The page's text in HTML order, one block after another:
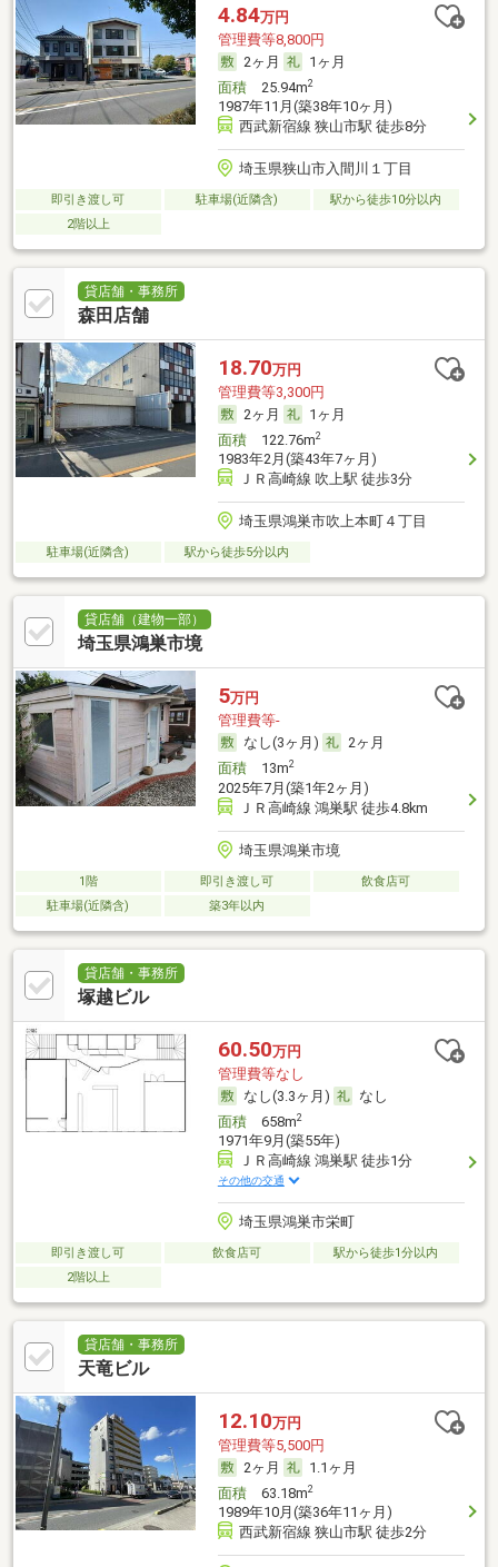
4.84万円
管理費等8,800円
2ヶ月
1ヶ月
面積25.94m2
1987年11月(築38年10ヶ月)
西武新宿線 狭山市駅 徒歩8分
埼玉県狭山市入間川１丁目
即引き渡し可 駐車場(近隣含)
駅から徒歩10分以内
2階以上
貸店舗・事務所
森田店舗
18.70万円
管理費等3,300円
2ヶ月
1ヶ月
面積122.76m2
1983年2月(築43年7ヶ月)
ＪＲ高崎線 吹上駅 徒歩3分
埼玉県鴻巣市吹上本町４丁目
駐車場(近隣含) 駅から徒歩5分以内
貸店舗（建物一部）
埼玉県鴻巣市境
5万円
管理費等-
なし(3ヶ月)
2ヶ月
面積13m2
2025年7月(築1年2ヶ月)
ＪＲ高崎線 鴻巣駅 徒歩4.8km
埼玉県鴻巣市境
1階 即引き渡し可
飲食店可
駐車場(近隣含)
築3年以内
貸店舗・事務所
塚越ビル
60.50万円
管理費等なし
なし(3.3ヶ月)
なし
面積658m2
1971年9月(築55年)
ＪＲ高崎線 鴻巣駅 徒歩1分
その他の交通
埼玉県鴻巣市栄町
即引き渡し可 飲食店可
駅から徒歩1分以内
2階以上
貸店舗・事務所
天竜ビル
12.10万円
管理費等5,500円
2ヶ月
1.1ヶ月
面積63.18m2
1989年10月(築36年11ヶ月)
西武新宿線 狭山市駅 徒歩2分